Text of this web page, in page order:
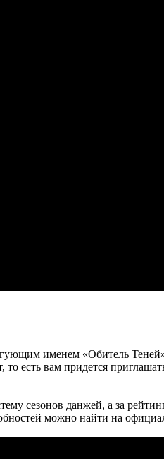
именем «Обитель
есть вам придется
сезонов данжей, а за
можно найти на